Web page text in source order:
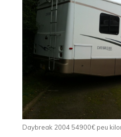
Daybreak 2004 54900€ peu